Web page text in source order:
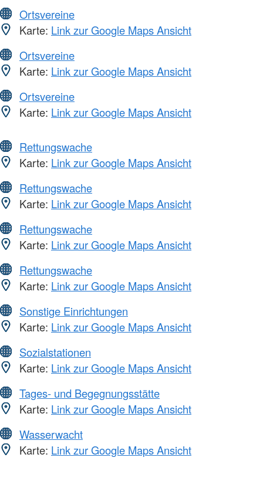
Ortsvereine
Karte: Link zur Google Maps Ansicht
Ortsvereine
Karte: Link zur Google Maps Ansicht
Ortsvereine
Karte: Link zur Google Maps Ansicht
Rettungswache
Karte: Link zur Google Maps Ansicht
Rettungswache
Karte: Link zur Google Maps Ansicht
Rettungswache
Karte: Link zur Google Maps Ansicht
Rettungswache
Karte: Link zur Google Maps Ansicht
Sonstige Einrichtungen
Karte: Link zur Google Maps Ansicht
Sozialstationen
Karte: Link zur Google Maps Ansicht
Tages- und Begegnungsstätte
Karte: Link zur Google Maps Ansicht
Wasserwacht
Karte: Link zur Google Maps Ansicht